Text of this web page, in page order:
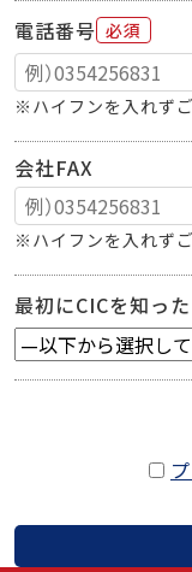
電話番号 必須
※ハイフンを入れずご
会社FAX
※ハイフンを入れずご
最初にCICを知っ